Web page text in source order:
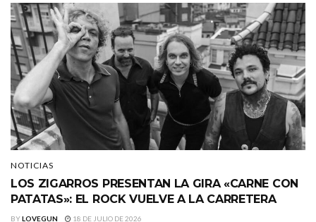
NOTICIAS
LOS ZIGARROS PRESENTAN LA GIRA «CARNE CON
PATATAS»: EL ROCK VUELVE A LA CARRETERA
BYLOVEGUN 18 DE JULIO DE 2026